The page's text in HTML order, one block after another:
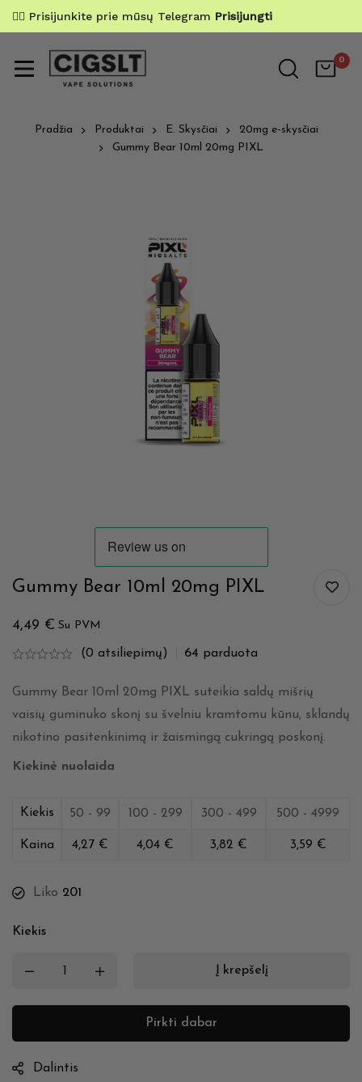
✌🏼 Prisijunkite prie mūsų Telegram Prisijungti
0
Pradžia Produktai E. Skysčiai
20mg e-skysčiai
Gummy Bear 10ml 20mg PIXL
Gummy Bear 10ml 20mg PIXL
4,49 € Su PVM
(0 atsiliepimų) 64 parduota
Gummy Bear 10ml 20mg PIXL suteikia saldų mišrių
vaisių guminuko skonį su švelniu kramtomu kūnu, sklandų
nikotino pasitenkinimą ir žaismingą cukringą poskonį.
Kiekinė nuolaida
Kiekis 50 - 99 100 - 299 300 - 499 500 - 4999
Kaina 4,27 € 4,04 € 3,82 € 3,59 €
Liko 201
Kiekis
Į krepšelį
Pirkti dabar
Dalintis